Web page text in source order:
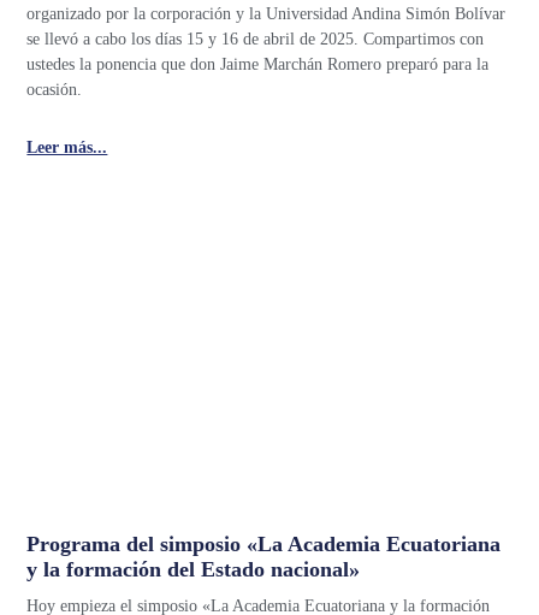
organizado por la corporación y la Universidad Andina Simón Bolívar
se llevó a cabo los días 15 y 16 de abril de 2025. Compartimos con
ustedes la ponencia que don Jaime Marchán Romero preparó para la
ocasión.
Leer más...
Programa del simposio «La Academia Ecuatoriana
y la formación del Estado nacional»
Hoy empieza el simposio «La Academia Ecuatoriana y la formación